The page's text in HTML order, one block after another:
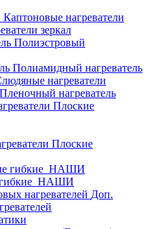
Каптоновые нагреватели
зеркал
Полиэстровый
Полиамидный нагреватель
нагреватели
Пленочный нагреватель
Плоские
Плоские
гибкие_НАШИ
Доп.